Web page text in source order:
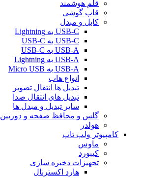
قلم هوشمند
قاب گوشی
کابل و مبدل
USB-C به Lightning
USB-C به USB-C
USB-A به USB-C
USB-A به Lightning
USB-A به Micro USB
انواع هاب
تبدیل ها انتقال تصویر
تبدیل های انتقال صدا
سایر تبدیل و مبدل ها
گلس و محافظ صفحه و دوربین
هولدر
کامپیوتر ولپ تاپ
ماوس
کیبورد
تجهیزات دخیره سازی
هارد اکسترنال